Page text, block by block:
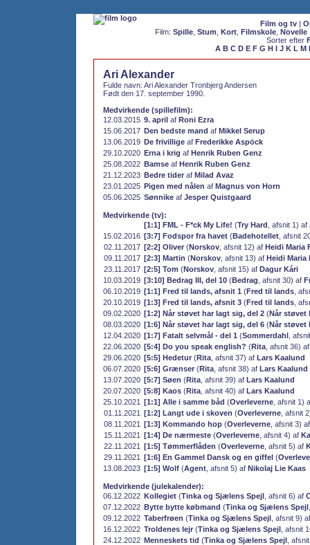
Film og tv|
Film: Spille, Stum Kort, Filmskole, Novelle
Sorter efter
A B C D E F G H I J K L M
Ari Alexander
Fulde navn: Ari Alexander Tronbjerg Andersen
Født den 17. september 1990.
Medvirkende (spillefilm):
12.03.2015 9. april af Roni Ezra
15.06.2017 Den bedste mand af Mikkel Serup
13.06.2019 De frivillige af Frederikke Aspöck
29.10.2020 Erna i krig af Henrik Ruben Genz
25.08.2022 Bamse af Henrik Ruben Genz
21.12.2023 Bedre tider af Milad Avaz
23.01.2025 Pigen med nålen af Magnus von Horn
05.06.2025 Sønnike af Jesper Quistgaard
Medvirkende (tv):
[1:1] FML - F*ck My Life! (Try Hard , afsnit 1) af
15.02.2016 [3:7] Fodspor fra havet (Badehotellet , afsnit
02.11.2017 [2:2] Oliver (Norskov , afsnit 12) af Heidi Maria
09.11.2017 [2:3] Martin (Norskov , afsnit 13) af Heidi Maria
23.11.2017 [2:5] Tom (Norskov , afsnit 15) af Dagur Kári
10.03.2019 [3:10] Bedrag III, del 10 (Bedrag , afsnit 30) af
06.10.2019 [1:1] Fred til lands, afsnit 1 (Fred til lands ,
20.10.2019 [1:3] Fred til lands, afsnit 3 (Fred til lands ,
09.02.2020 [1:2] Når støvet har lagt sig, del 2 (Når støvet
08.03.2020 [1:6] Når støvet har lagt sig, del 6 (Når støvet
12.04.2020 [1:7] Fatalt selvmål - del 1 (Sommerdahl ,
22.06.2020 [5:4] Do you speak english? (Rita , afsnit 36)
29.06.2020 [5:5] Hedetur (Rita , afsnit 37) af Lars Kaalund
06.07.2020 [5:6] Grænser (Rita , afsnit 38) af Lars Kaalund
13.07.2020 [5:7] Søen (Rita , afsnit 39) af Lars Kaalund
20.07.2020 [5:8] Kaos (Rita , afsnit 40) af Lars Kaalund
25.10.2021 [1:1] Alle i samme båd (Overleverne , afsnit 1)
01.11.2021 [1:2] Langt ude i skoven (Overleverne , afsnit
08.11.2021 [1:3] Kommando hop (Overleverne , afsnit 3)
15.11.2021 [1:4] De nærmeste (Overleverne , afsnit 4) af
22.11.2021 [1:5] Tømmerflåden (Overleverne , afsnit 5) af
29.11.2021 [1:6] En Gammel Dansk og en giffel (
13.08.2023 [1:5] Wolf (Agent , afsnit 5) af Nikolaj Lie Kaas
Medvirkende (julekalender):
06.12.2022 Kollegiet (Tinka og Sjælens Spejl , afsnit 6) af
07.12.2022 Bytte bytte købmand (Tinka og Sjælens Spejl
09.12.2022 Taberfrøen (Tinka og Sjælens Spejl , afsnit 9)
16.12.2022 Troldenes lejr (Tinka og Sjælens Spejl , afsnit
24.12.2022 Menneskets tid (Tinka og Sjælens Spejl ,